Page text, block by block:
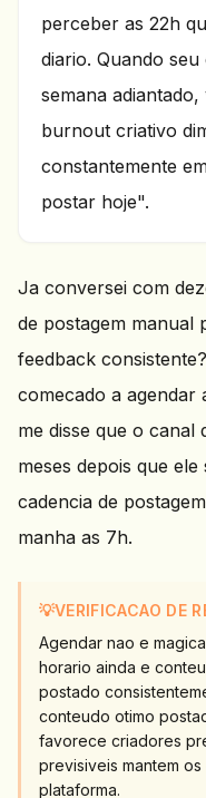
perceber as 22h
diario. Quando
semana
burnout criativo
constantemente
postar hoje".
Ja conversei com
de postagem manual
feedback
comecado a agendar
me disse que o canal
meses depois que
cadencia de
manha as 7h.
💡VERIFICACAO DE
Agendar nao e
horario ainda e
postado
conteudo otimo
favorece criadores
previsiveis mantem
plataforma.